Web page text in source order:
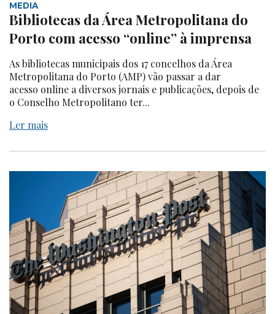
MEDIA
Bibliotecas da Área Metropolitana do
Porto com acesso “online” à imprensa
As bibliotecas municipais dos 17 concelhos da Área
Metropolitana do Porto (AMP) vão passar a dar
acesso online a diversos jornais e publicações, depois de
o Conselho Metropolitano ter...
Ler mais